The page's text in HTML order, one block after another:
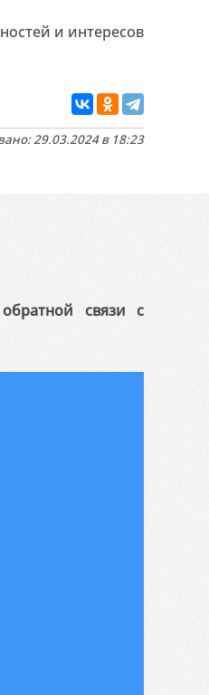
и интересов
29.03.2024 в 18:23
связи с